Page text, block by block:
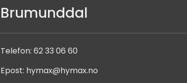
Brumunddal
Telefon: 62 33 06 60
Epost: hymax@hymax.no